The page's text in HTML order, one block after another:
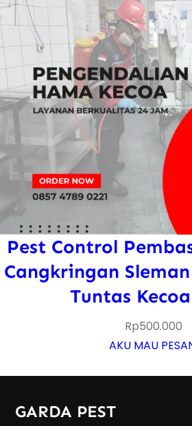
Pest Control
Cangkringan
Tuntas
Rp500.000
AKU MAU
GARDA PEST